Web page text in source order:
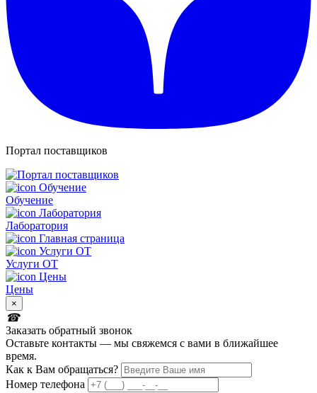
Портал поставщиков
Обучение
Лаборатория
Услуги ОТ
Цены
×
Заказать обратный звонок
Оставьте контакты — мы свяжемся с вами в ближайшее
время.
Как к Вам обращаться?
Номер телефона